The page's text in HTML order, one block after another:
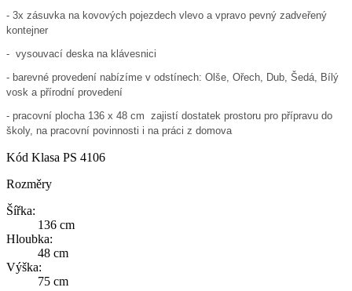
- 3x zásuvka na kovových pojezdech vlevo a vpravo pevný zadveřený
kontejner
- vysouvací deska na klávesnici
- barevné provedení nabízíme v odstínech: Olše, Ořech, Dub, Šedá, Bílý
vosk a přírodní provedení
- pracovní plocha 136 x 48 cm zajistí dostatek prostoru pro přípravu do
školy, na pracovní povinnosti i na práci z domova
Kód Klasa PS 4106
Rozměry
Šířka:
136 cm
Hloubka:
48 cm
Výška:
75 cm